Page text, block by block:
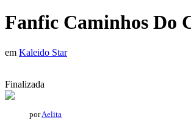
Fanfic Caminhos Do
em Kaleido Star
Finalizada
porAelita